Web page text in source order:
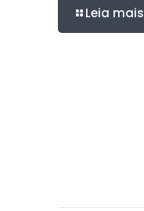
Leia mais